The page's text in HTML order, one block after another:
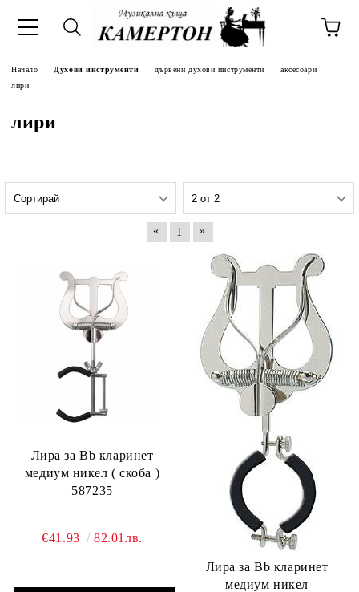
Начало Духови инструменти дървени духови инструменти
аксесоари
лири
лири
« 1 »
Лира за Bb кларинет
медиум никел ( скоба )
587235
€41.93 82.01лв.
Лира за Bb кларинет
медиум никел